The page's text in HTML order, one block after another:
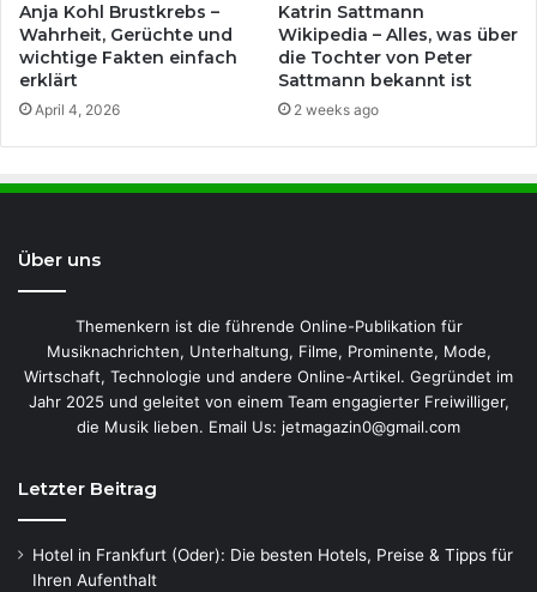
Anja Kohl Brustkrebs –
Wahrheit, Gerüchte und
wichtige Fakten einfach
erklärt
April 4, 2026
Katrin Sattmann
Wikipedia – Alles, was über
die Tochter von Peter
Sattmann bekannt ist
2 weeks ago
Über uns
Themenkern ist die führende Online-Publikation für
Musiknachrichten, Unterhaltung, Filme, Prominente, Mode,
Wirtschaft, Technologie und andere Online-Artikel. Gegründet im
Jahr 2025 und geleitet von einem Team engagierter Freiwilliger,
die Musik lieben. Email Us: jetmagazin0@gmail.com
Letzter Beitrag
Hotel in Frankfurt (Oder): Die besten Hotels, Preise & Tipps für
Ihren Aufenthalt